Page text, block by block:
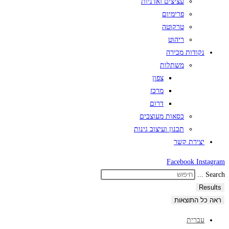
פרימיום
טרקוטה
ריהוט
נקודות מכירה
משתלות
צפון
מרכז
דרום
כסאות מעוצבים
תכנון ועיצוב גינות
יצירת קשר
Facebook Instagram
Search ...
Results
ראה כל התוצאות
עברית